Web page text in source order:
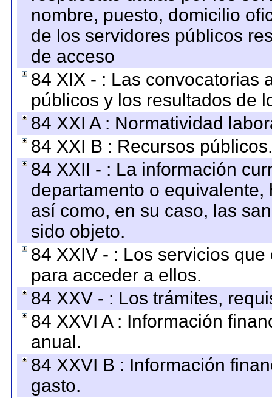
nombre, puesto, domicilio
de los servidores públicos
de acceso
84 XIX - : Las convocatorias
públicos y los resultados de
84 XXI A : Normatividad
84 XXI B : Recursos públicos.
84 XXII - : La información
departamento o
así como, en su caso, las
sido objeto.
84 XXIV - : Los servicios
para acceder a ellos.
84 XXV - : Los trámites,
84 XXVI A : Información
anual.
84 XXVI B : Información
gasto.